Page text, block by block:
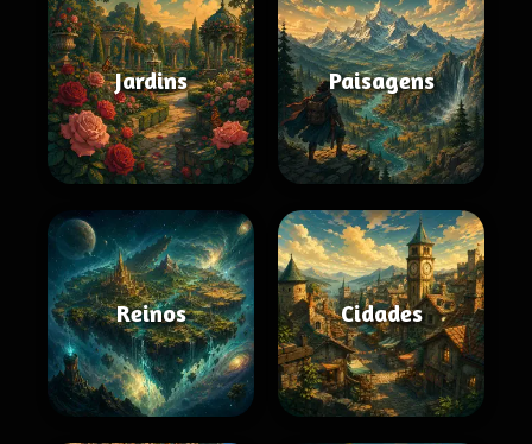
Jardins Paisagens
Reinos Cidades